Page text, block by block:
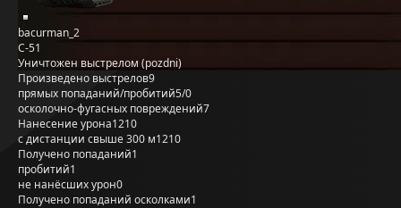
bacurman_2
С-51
Уничтожен выстрелом (pozdni)
Произведено выстрелов9
прямых попаданий/пробитий5/0
осколочно-фугасных повреждений7
Нанесение урона1210
с дистанции свыше 300 м1210
Получено попаданий1
пробитий1
не нанёсших урон0
Получено попаданий осколками1